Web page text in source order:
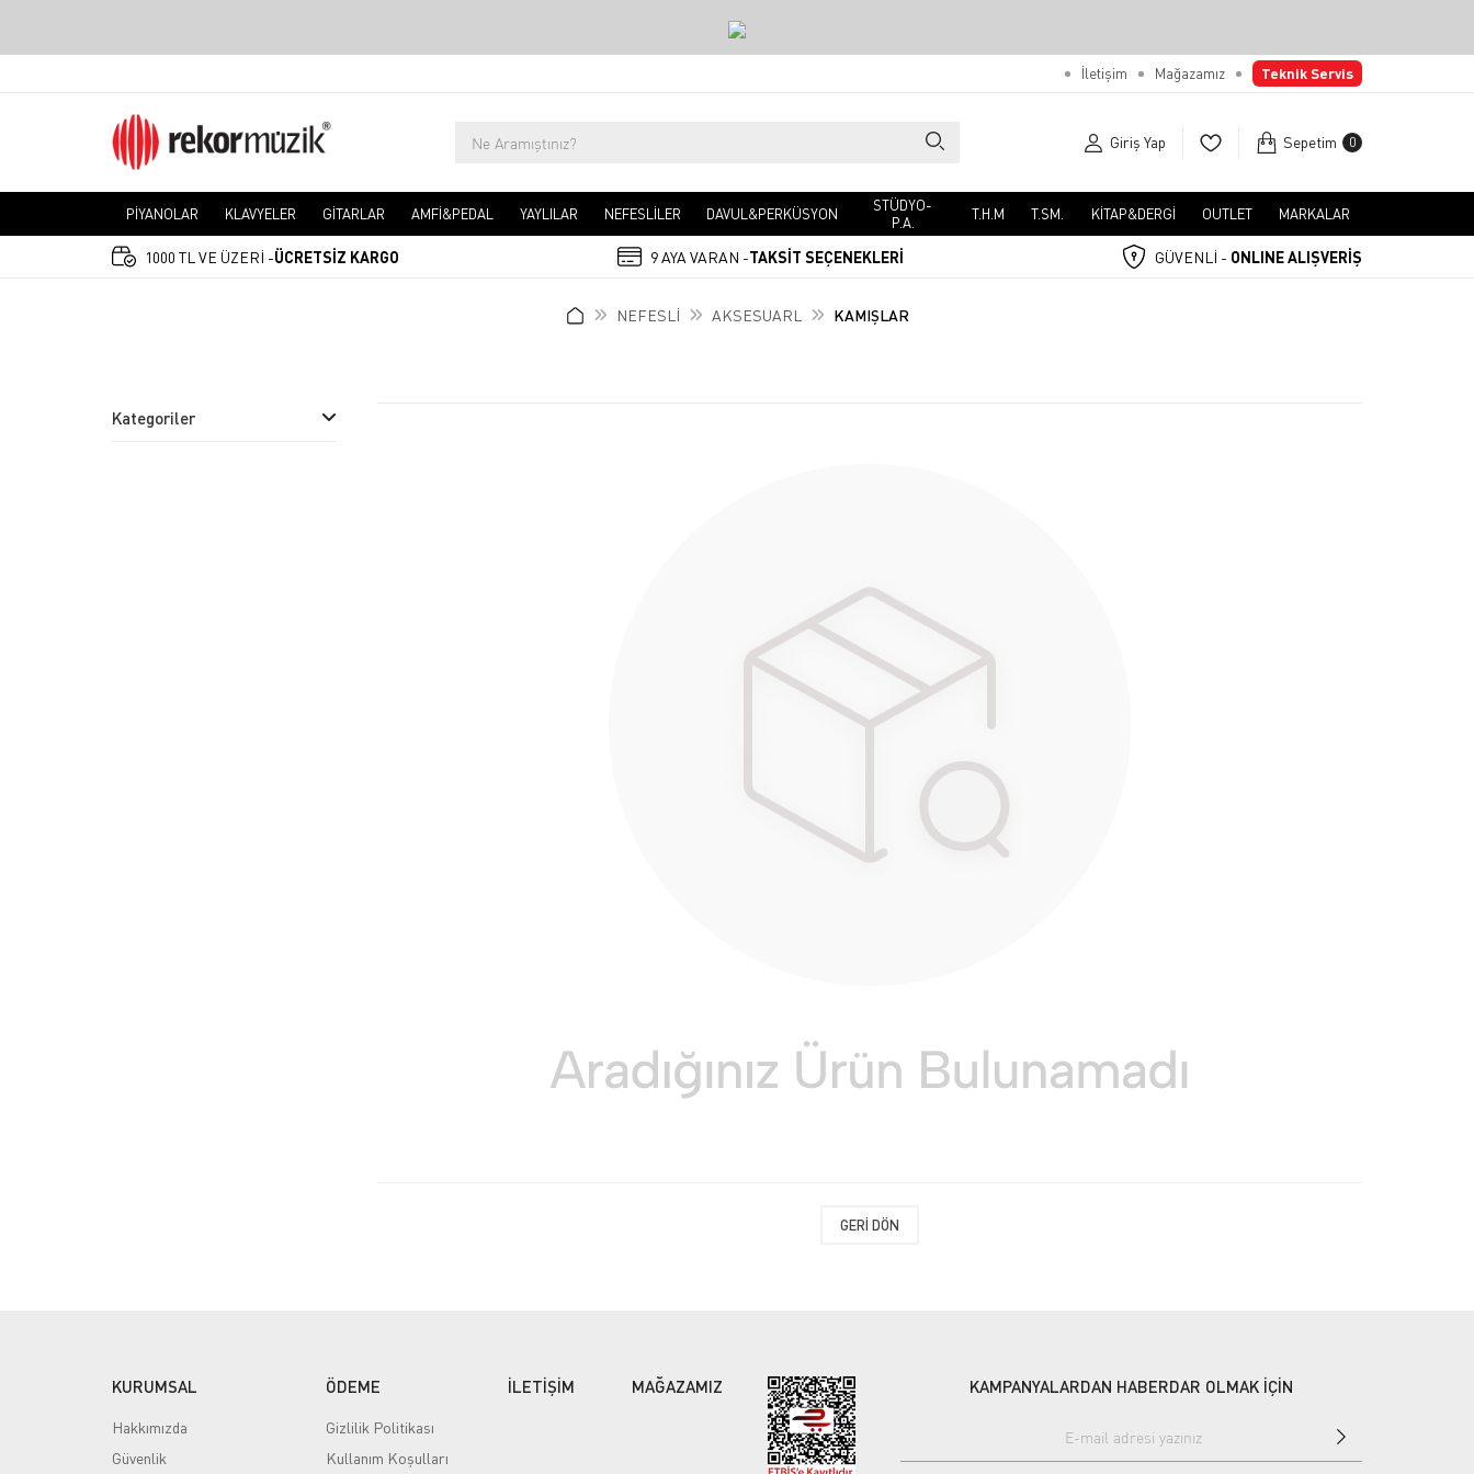
İletişim Mağazamız Teknik Servis
Giriş Yap Sepetim 0
PİYANOLAR KLAVYELER GİTARLAR AMFİ&PEDAL YAYLILAR NEFESLİLER DAVUL&PERKÜSYON
STÜDYO-
P.A.
T.H.M T.SM. KİTAP&DERGİ OUTLET MARKALAR
1000 TL VE ÜZERİ -ÜCRETSİZ KARGO 9 AYA VARAN -TAKSİT SEÇENEKLERİ GÜVENLİ - ONLINE ALIŞVERİŞ
NEFESLİ AKSESUARL KAMIŞLAR
Kategoriler
GERI DÖN
KURUMSAL
Hakkımızda
Güvenlik
ÖDEME
Gizlilik Politikası
Kullanım Koşulları
İLETİŞİM MAĞAZAMIZ KAMPANYALARDAN HABERDAR OLMAK İÇİN